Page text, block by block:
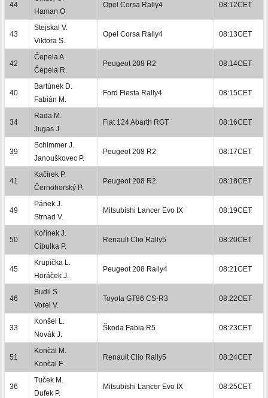
44
Haman O.
Opel Corsa Rally4 08:12CET
43
Stejskal V.
Viktora S.
Opel Corsa Rally4 08:13CET
42
Čepela A.
Čepela R.
Peugeot 208 R2 08:14CET
40
Bartúnek D.
Fabián M.
Ford Fiesta Rally4 08:15CET
34
Rada M.
Jugas J.
Fiat 124 Abarth RGT 08:16CET
39
Schimmer J.
Janouškovec P.
Peugeot 208 R2 08:17CET
41
Kačírek P.
Černohorský P.
Peugeot 208 R2 08:18CET
49
Pánek J.
Strnad V.
Mitsubishi Lancer Evo IX 08:19CET
50
Kořínek J.
Cibulka P.
Renault Clio Rally5 08:20CET
45
Krupička L.
Horáček J.
Peugeot 208 Rally4 08:21CET
46
Budil S.
Vorel V.
Toyota GT86 CS-R3 08:22CET
33
Konšel L.
Novák J.
Škoda Fabia R5 08:23CET
51
Končal M.
Končal F.
Renault Clio Rally5 08:24CET
36
Tuček M.
Dufek P.
Mitsubishi Lancer Evo IX 08:25CET